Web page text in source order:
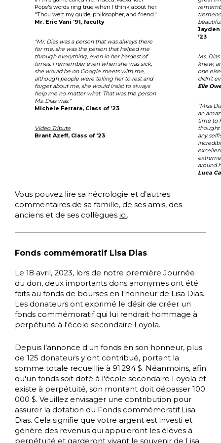
Pope's words ring true when I think about her:
"Thou wert my guide, philosopher, and friend."
Mr. Eric Vani '91, faculty
“Mr. Dias was a person that was always there
for me, she was the person that helped me
through everything, even in her hardest of
times. I remember even when she was sick,
she would be on Google meets with me,
although people were telling her to rest and
forget about me, she would insist to always
help me no matter what. That was the person
Ms. Dias was.”
Michele Ferrara, Class of ’23
Video Tribute
Brant Azeff, Class of '23
’23
Ms.
knew,
one
didn’t
Elie
“Miss
an
time to
thought
any
around
Luca
Vous pouvez lire sa nécrologie et d’autres
commentaires de sa famille, de ses amis, des
anciens et de ses collègues ici.
Fonds commémoratif Lisa Dias
Le 18 avril, 2023, lors de notre première Journée
du don, deux importants dons anonymes ont été
faits au fonds de bourses en l'honneur de Lisa Dias.
Les donateurs ont exprimé le désir de créer un
fonds commémoratif qui lui rendrait hommage à
perpétuité à l'école secondaire Loyola.
Depuis l’annonce d'un fonds en son honneur, plus
de 125 donateurs y ont contribué, portant la
somme totale recueillie à 91 294 $. Néanmoins, afin
qu'un fonds soit doté à l'école secondaire Loyola et
existe à perpétuité, son montant doit dépasser 100
000 $. Veuillez envisager une contribution pour
assurer la dotation du Fonds commémoratif Lisa
Dias. Cela signifie que votre argent est investi et
génère des revenus qui appuieront les élèves à
perpétuité et garderont vivant le souvenir de Lisa